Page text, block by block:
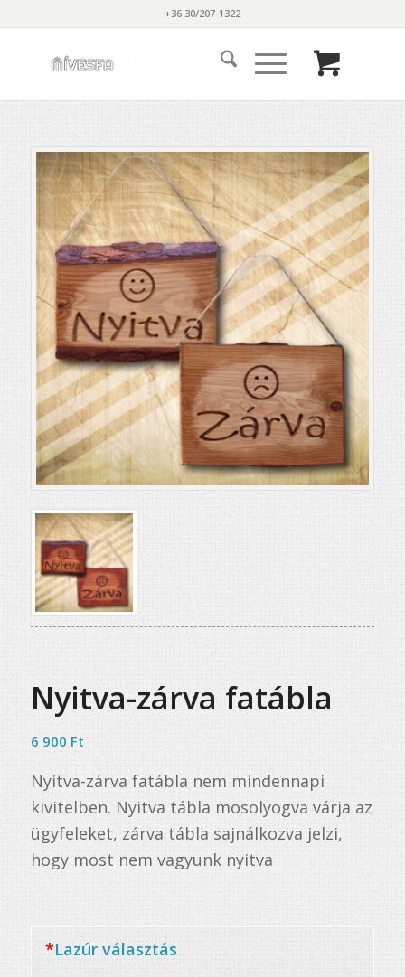
+36 30/207-1322
Nyitva-zárva fatábla
6 900 Ft
Nyitva-zárva fatábla nem mindennapi
kivitelben. Nyitva tábla mosolyogva várja az
ügyfeleket, zárva tábla sajnálkozva jelzi,
hogy most nem vagyunk nyitva
*Lazúr választás